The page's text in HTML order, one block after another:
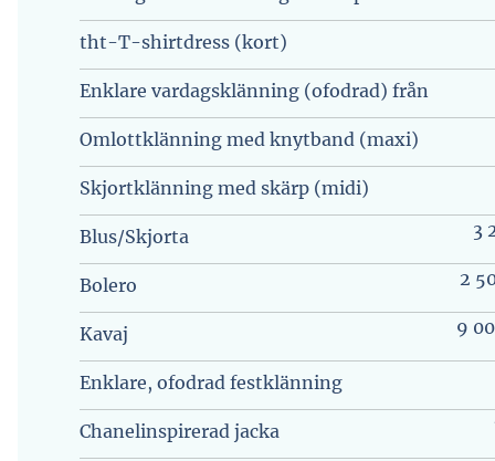
tht-T-shirtdress (kort)
Enklare vardagsklänning (ofodrad) från
Omlottklänning med knytband (maxi)
Skjortklänning med skärp (midi)
Blus/Skjorta 3
Bolero 2
Kavaj 9
Enklare, ofodrad festklänning
Chanelinspirerad jacka